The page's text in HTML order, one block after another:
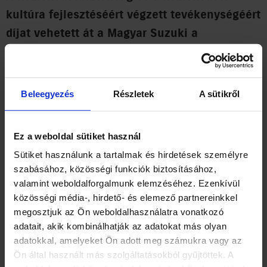
Beleegyezés Részletek A sütikről
Ez a weboldal sütiket használ
Sütiket használunk a tartalmak és hirdetések személyre
szabásához, közösségi funkciók biztosításához,
valamint weboldalforgalmunk elemzéséhez. Ezenkívül
közösségi média-, hirdető- és elemező partnereinkkel
megosztjuk az Ön weboldalhasználatra vonatkozó
adatait, akik kombinálhatják az adatokat más olyan
adatokkal, amelyeket Ön adott meg számukra vagy az
Ön által használt más szolgáltatásokból gyűjtöttek. A
kultúra fejlesztéséért végzett tevékenységéért
díjat vehetett át a Magyar Suzuki a
Közlekedési kultúra napján. Az esztergomi
autógyártó az „Együtt az utakon” nevű
programjáért kapta az elismerést.
gyakorlatok és kezdeményezések bemutatása miatt írta ki az
Bizottsága (ORFK-OBB), a Közlekedéstudományi Egyesület
Közlekedésbiztonsági Tagozata és a HRSP (Partnerség a
Közlekedésbiztonságért Egyesület), amelyek társadalmi
felelősségvállalás keretében járulnak hozzá a
közlekedésbiztonság és a közlekedési kultúra fejlesztéséhez.
A kiírásra önkormányzatok, gazdasági társaságok,
vállalkozások, nonprofit szervezetek és alapítványok egyaránt